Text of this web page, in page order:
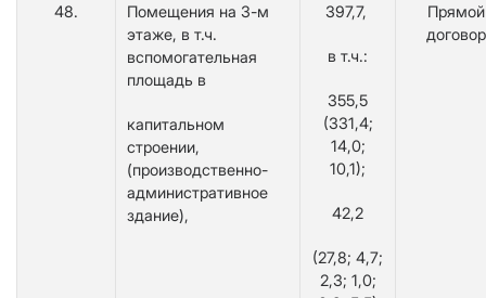
48.
Помещения на 3-м
этаже, в т.ч.
вспомогательная
площадь в
капитальном
строении,
(производственно-
административное
здание),
397,7,
в т.ч.:
355,5
(331,4;
14,0;
10,1);
42,2
(27,8; 4,7;
2,3; 1,0;
Прямой
договор